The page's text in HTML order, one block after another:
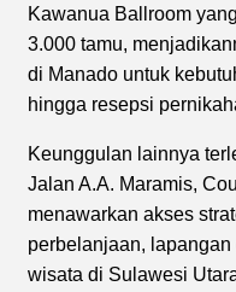
Kawanua Ballroom
3.000 tamu,
di Manado untuk
hingga resepsi
Keunggulan lainnya
Jalan A.A. Maramis,
menawarkan akses
perbelanjaan,
wisata di Sulawesi